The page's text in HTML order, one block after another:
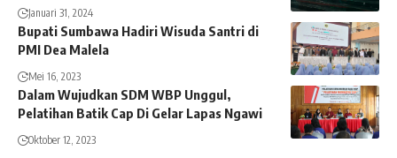
Januari 31, 2024
Bupati Sumbawa Hadiri Wisuda Santri di
PMI Dea Malela
Mei 16, 2023
Dalam Wujudkan SDM WBP Unggul,
Pelatihan Batik Cap Di Gelar Lapas Ngawi
Oktober 12, 2023